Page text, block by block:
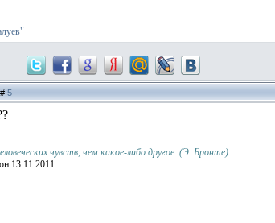
5
чувств, чем какое-либо другое. (Э. Бронте)
13.11.2011